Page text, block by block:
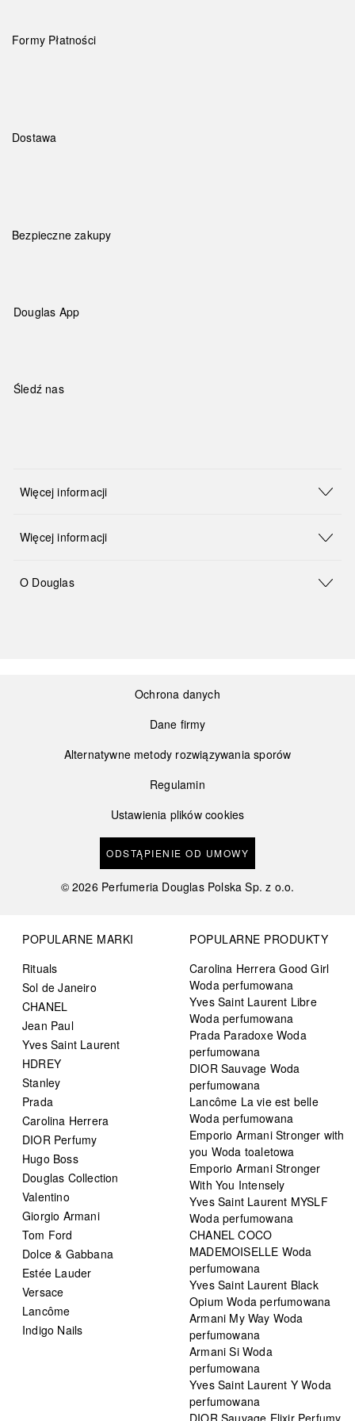
Formy Płatności
Dostawa
Bezpieczne zakupy
Douglas App
Śledź nas
Więcej informacji
Więcej informacji
O Douglas
Ochrona danych
Dane firmy
Alternatywne metody rozwiązywania sporów
Regulamin
Ustawienia plików cookies
ODSTĄPIENIE OD UMOWY
©2026 Perfumeria Douglas Polska Sp. z o.o.
POPULARNE MARKI
Rituals
Sol de Janeiro
CHANEL
Jean Paul
Yves Saint Laurent
HDREY
Stanley
Prada
Carolina Herrera
DIOR Perfumy
Hugo Boss
Douglas Collection
Valentino
Giorgio Armani
Tom Ford
Dolce & Gabbana
Estée Lauder
Versace
Lancôme
Indigo Nails
POPULARNE PRODUKTY
Carolina Herrera Good Girl
Woda perfumowana
Yves Saint Laurent Libre
Woda perfumowana
Prada Paradoxe Woda
perfumowana
DIOR Sauvage Woda
perfumowana
Lancôme La vie est belle
Woda perfumowana
Emporio Armani Stronger with
you Woda toaletowa
Emporio Armani Stronger
With You Intensely
Yves Saint Laurent MYSLF
Woda perfumowana
CHANEL COCO
MADEMOISELLE Woda
perfumowana
Yves Saint Laurent Black
Opium Woda perfumowana
Armani My Way Woda
perfumowana
Armani Si Woda
perfumowana
Yves Saint Laurent Y Woda
perfumowana
DIOR Sauvage Elixir Perfumy